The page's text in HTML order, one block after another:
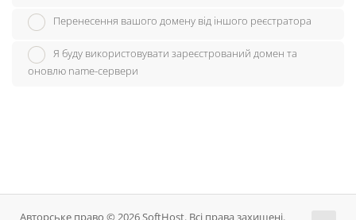
Перенесення вашого домену від іншого реєстратора
Я буду використовувати зареєстрований домен та
оновлю name-сервери
Авторське право © 2026 SoftHost. Всі права захищені.